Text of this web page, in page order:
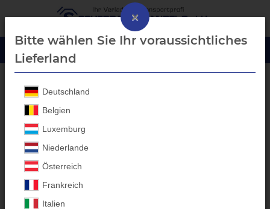
Startseite
GIASCO
Sicherheitsschuhe aus
Italien
×
Bitte wählen Sie Ihr voraussichtliches
Lieferland
Deutschland
Belgien
Luxemburg
Niederlande
Österreich
Frankreich
Italien